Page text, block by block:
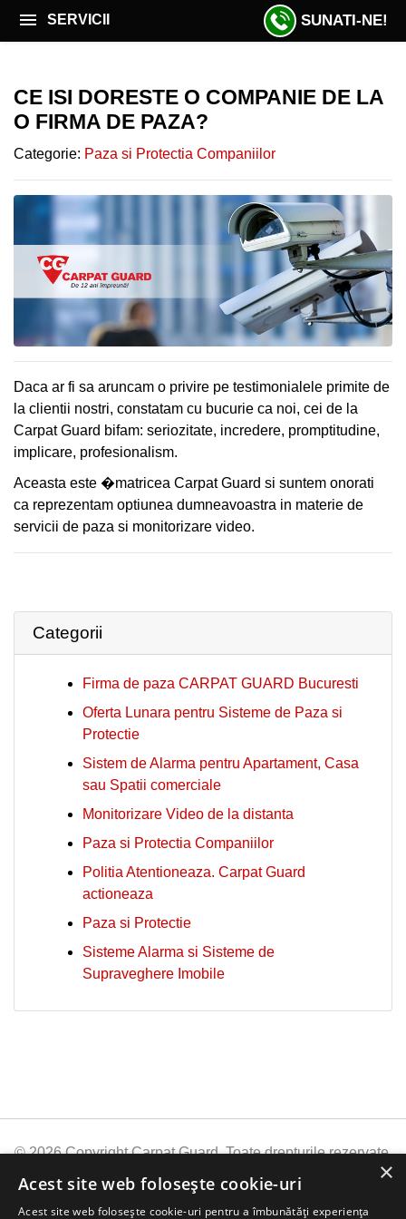
SUNATI-NE!
SERVICII
OFERTĂ AUGUST
MONITORIZARE VIDEO DE LA DISTANȚĂ.
INSTALARE SISTEME VIDEO-ALARMA
INTERVENȚIE RAPIDĂ
SERVICII PATRULARE
DISPECERAT 24/7
SECURITATE EVENIMENTE
CLIENȚI
OFERTĂ
PAZĂ
CU
AGENȚI
MONITORIZARE
VIDEO
SISTEME
VIDEO
INTERVENTIE
RAPIDA
CLIENTI
CONTACT
CE ISI DORESTE O COMPANIE DE LA
O FIRMA DE PAZA?
Categorie: Paza si Protectia Companiilor
Daca ar fi sa aruncam o privire pe testimonialele primite de
la clientii nostri, constatam cu bucurie ca noi, cei de la
Carpat Guard bifam: seriozitate, incredere, promptitudine,
implicare, profesionalism.
Aceasta este �matricea Carpat Guard si suntem onorati
ca reprezentam optiunea dumneavoastra in materie de
servicii de paza si monitorizare video.
Categorii
Firma de paza CARPAT GUARD Bucuresti
Oferta Lunara pentru Sisteme de Paza si
Protectie
Sistem de Alarma pentru Apartament, Casa
sau Spatii comerciale
Monitorizare Video de la distanta
Paza si Protectia Companiilor
Politia Atentioneaza. Carpat Guard
actioneaza
Paza si Protectie
Sisteme Alarma si Sisteme de
Supraveghere Imobile
© 2026 Copyright Carpat Guard. Toate drepturile rezervate.
Informatii:
Stiri Carpat Guard
Firma Paza Carpat
Acoperire nationala
×
Acest site web folosește cookie-uri
Acest site web folosește cookie-uri pentru a îmbunătăți experiența